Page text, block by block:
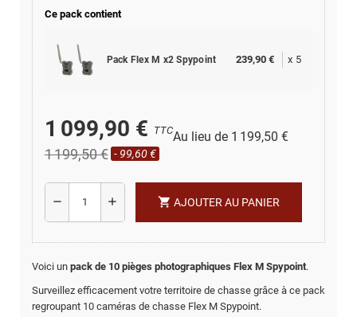
Ce pack contient
Pack Flex M x2 Spypoint 239,90 € x 5
1 099,90 € TTC
1 199,50 € - 99,60 €
Au lieu de 1 199,50 €
remove add shopping_cart AJOUTER AU PANIER
Voici un pack de 10 pièges photographiques Flex M Spypoint.
Surveillez efficacement votre territoire de chasse grâce à ce pack
regroupant 10 caméras de chasse Flex M Spypoint.